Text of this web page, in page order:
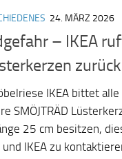
24. MÄRZ 2026
– IKEA
zurück
IKEA bittet alle
SMÖJTRÄD
25 cm besitzen,
IKEA zu